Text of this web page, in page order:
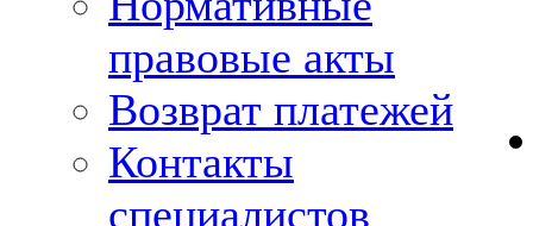
правовые акты
Возврат платежей
Контакты
специалистов